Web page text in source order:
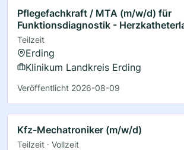
Pflegefachkraft / MTA (m/w/d) für
Funktionsdiagnostik -
Teilzeit
Erding
Klinikum Landkreis Erding
Veröffentlicht 2026-08-09
Kfz-Mechatroniker (m/w/d)
Teilzeit · Vollzeit